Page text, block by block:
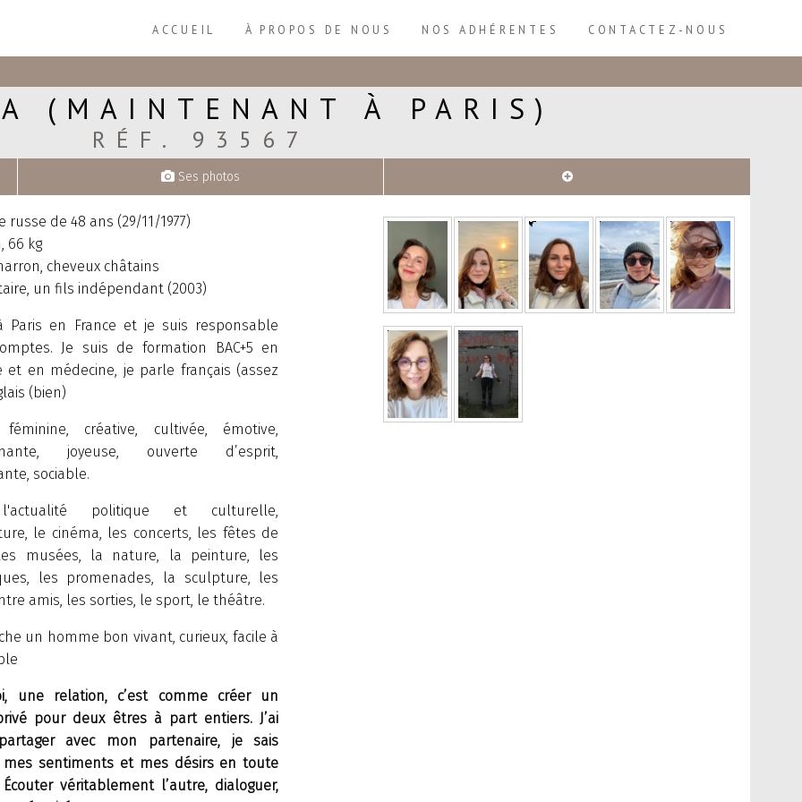
ACCUEIL À PROPOS DE NOUS NOS ADHÉRENTES CONTACTEZ-NOUS
(MAINTENANT À PARIS)
RÉF. 93567
Ses photos
Plus
russe de 48 ans (29/11/1977)
66 kg
cheveux châtains
un fils indépendant (2003)
Paris en France et je suis responsable
Je suis de formation BAC+5 en
et en médecine, je parle français (assez
(bien)
créative, cultivée, émotive,
joyeuse, ouvertе d’esprit,
sociable.
politique et culturelle,
le cinéma, les concerts, les fêtes de
musées, la nature, la peinture, les
les promenades, la sculpture, les
amis, les sorties, le sport, le théâtre.
un homme bon vivant, curieux, facile à
une relation, c’est comme créer un
pour deux êtres à part entiers. J’ai
avec mon partenaire, je sais
mes sentiments et mes désirs en toute
Écouter véritablement l’autre, dialoguer,